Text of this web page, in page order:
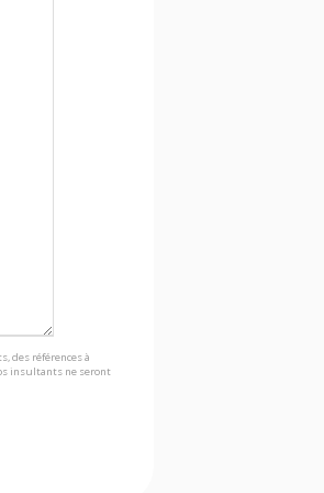
des références à
insultants ne seront